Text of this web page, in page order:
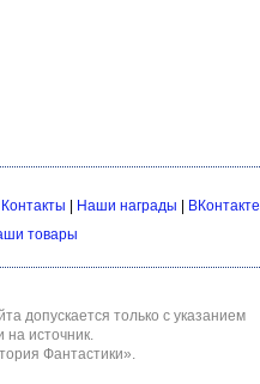
Контакты Наши награды
ВКонтакте
товары
допускается только с указанием
на источник.
Фантастики».